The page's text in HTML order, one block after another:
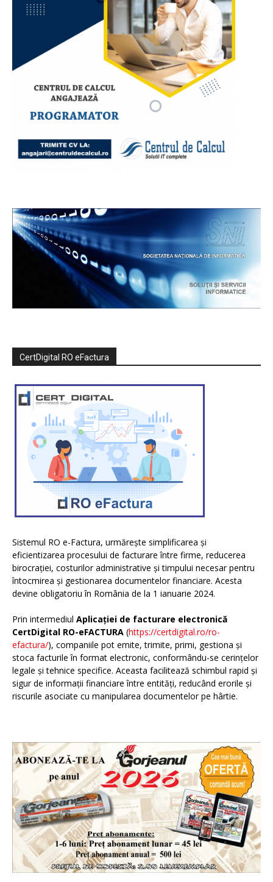
CertDigital RO eFactura
Sistemul RO e-Factura, urmărește simplificarea și
eficientizarea procesului de facturare între firme, reducerea
birocrației, costurilor administrative și timpului necesar pentru
întocmirea și gestionarea documentelor financiare. Acesta
devine obligatoriu în România de la 1 ianuarie 2024.
Prin intermediul Aplicației de facturare electronică
CertDigital RO-eFACTURA (https://certdigital.ro/ro-
efactura/), companiile pot emite, trimite, primi, gestiona și
stoca facturile în format electronic, conformându-se cerințelor
legale și tehnice specifice. Aceasta facilitează schimbul rapid și
sigur de informații financiare între entități, reducând erorile și
riscurile asociate cu manipularea documentelor pe hârtie.